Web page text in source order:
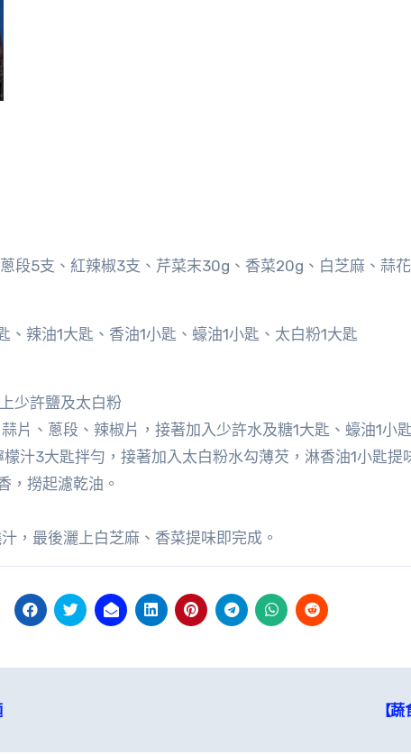
段5支、紅辣椒3支、芹菜末30g、香菜20g、白芝麻、蒜
、辣油1大匙、香油1小匙、蠔油1小匙、太白粉1大匙
少許鹽及太白粉
片、蔥段、辣椒片，接著加入少許水及糖1大匙、蠔油1小
汁3大匙拌勻，接著加入太白粉水勾薄芡，淋香油1小匙提
，撈起濾乾油。
，最後灑上白芝麻、香菜提味即完成。
【